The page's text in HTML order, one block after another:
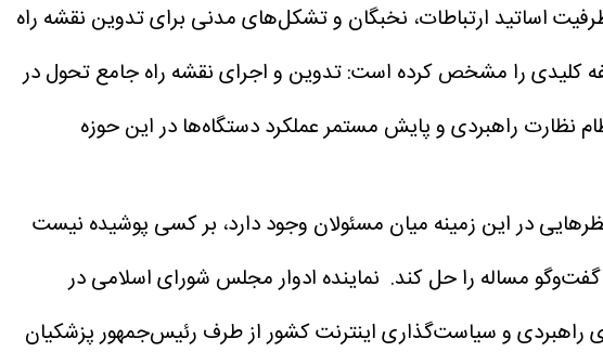
ظرفیت اساتید ارتباطات، نخبگان و تشکل‌های مدنی برای تدوین نقشه راه
کلیدی را مشخص کرده است:تدوین و اجرای نقشه راه جامع تحول در
نظارت راهبردی و پایش مستمر عملکرد دستگاه‌ها در این حوزه
در این زمینه میان مسئولان وجود دارد، بر کسی پوشیده نیست
مساله را حل کند. نماینده ادوار مجلس شورای اسلامی در
راهبردی و سیاست‌گذاری اینترنت کشور از طرف رئیس‌جمهور پزشکیان